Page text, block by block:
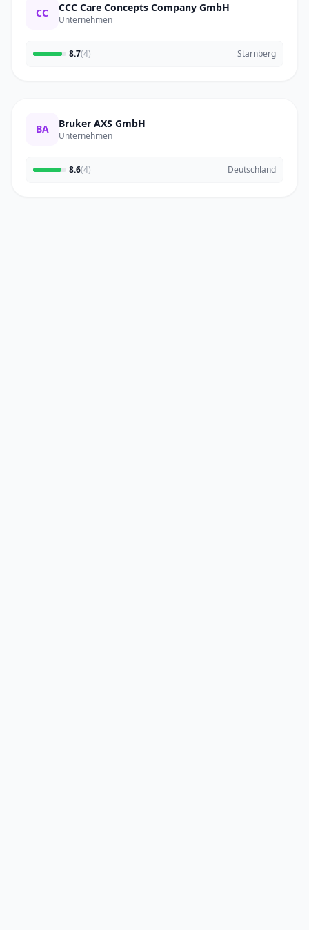
CC CCC Care Concepts Company GmbH
Unternehmen
8.7(4) Starnberg
BA Bruker AXS GmbH
Unternehmen
8.6(4) Deutschland